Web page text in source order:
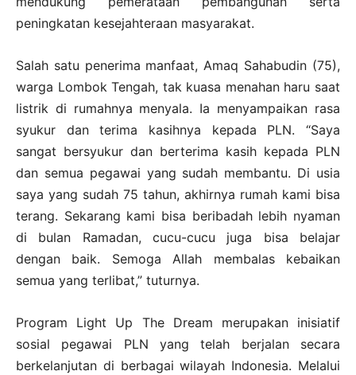
peningkatan kesejahteraan masyarakat.
Salah satu penerima manfaat, Amaq Sahabudin (75),
warga Lombok Tengah, tak kuasa menahan haru saat
listrik di rumahnya menyala. Ia menyampaikan rasa
syukur dan terima kasihnya kepada PLN. “Saya
sangat bersyukur dan berterima kasih kepada PLN
dan semua pegawai yang sudah membantu. Di usia
saya yang sudah 75 tahun, akhirnya rumah kami bisa
terang. Sekarang kami bisa beribadah lebih nyaman
di bulan Ramadan, cucu-cucu juga bisa belajar
dengan baik. Semoga Allah membalas kebaikan
semua yang terlibat,” tuturnya.
Program Light Up The Dream merupakan inisiatif
sosial pegawai PLN yang telah berjalan secara
berkelanjutan di berbagai wilayah Indonesia. Melalui